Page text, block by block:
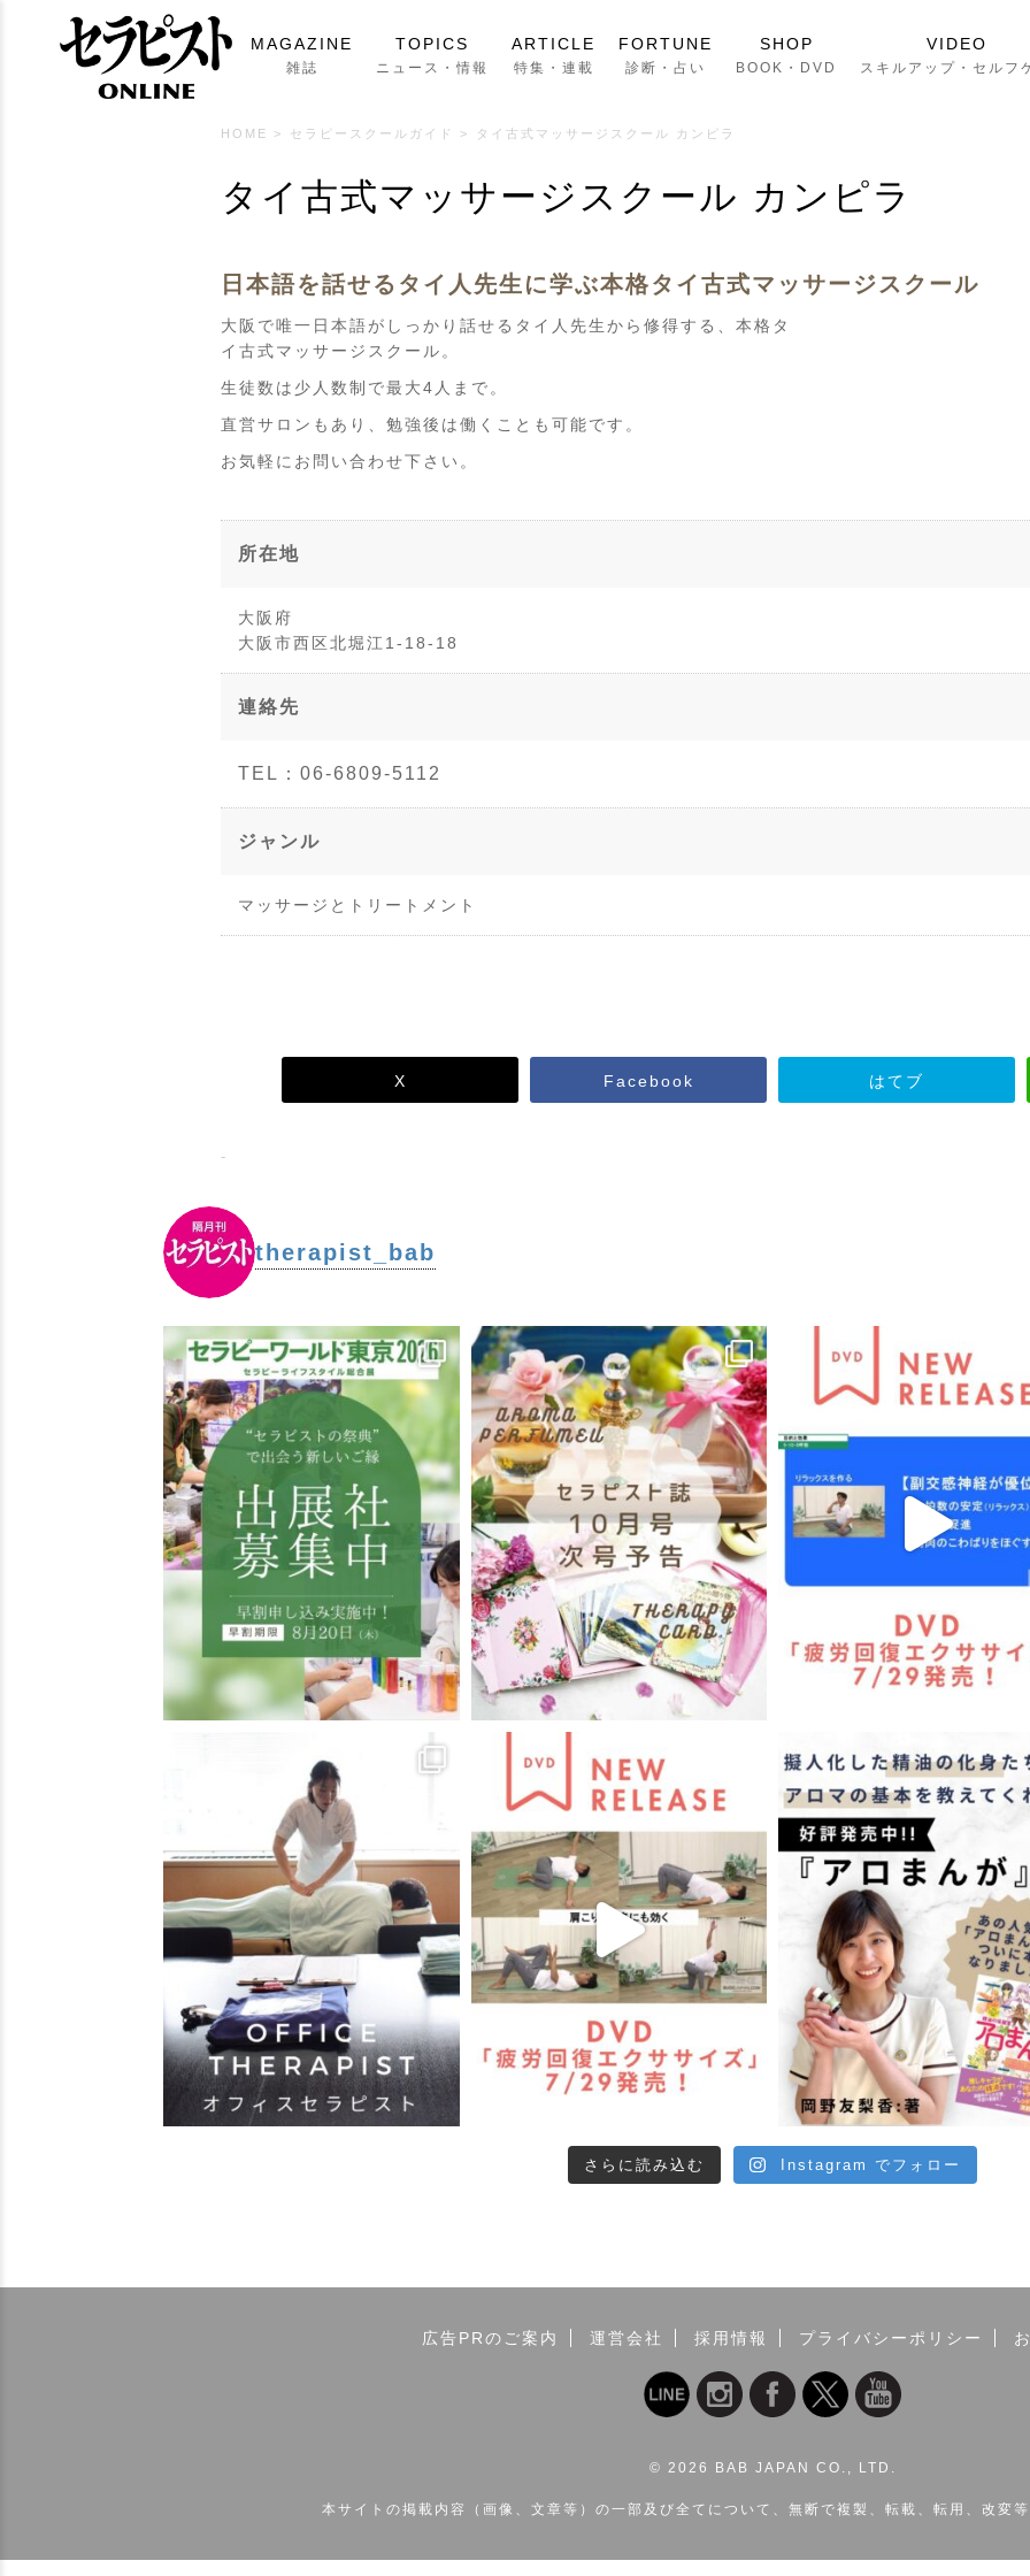
MAGAZINE
雑誌
TOPICS
ニュース・情報
ARTICLE
特集・連載
FORTUNE
診断・占い
SHOP
BOOK・DVD
VIDEO
スキルアップ・セルフ
HOME > セラピースクールガイド > タイ古式マッサージスクール カンピラ
タイ古式マッサージスクール カンピラ
日本語を話せるタイ人先生に学ぶ本格タイ古式マッサージスクール
大阪で唯一日本語がしっかり話せるタイ人先生から修得する、本格タ
イ古式マッサージスクール。
生徒数は少人数制で最大4人まで。
直営サロンもあり、勉強後は働くことも可能です。
お気軽にお問い合わせ下さい。
所在地
大阪府
大阪市西区北堀江1-18-18
連絡先
TEL：06-6809-5112
ジャンル
マッサージとトリートメント
X Facebook はてブ
-
therapist_bab
さらに読み込む Instagram でフォロー
広告PRのご案内 運営会社 採用情報 プライバシーポリシー
© 2026 BAB JAPAN CO., LTD.
本サイトの掲載内容（画像、文章等）の一部及び全てについて、無断で複製、転載、転用、改変